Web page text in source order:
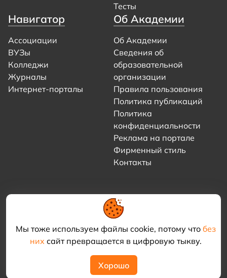
Мы тоже используем файлы cookie, потому что без
нихсайт превращается в цифровую тыкву.
Хорошо
Тесты
Навигатор
Ассоциации
ВУЗы
Колледжи
Журналы
Интернет-порталы
Об Академии
Об Академии
Сведения об
образовательной
организации
Правила пользования
Политика публикаций
Политика
конфиденциальности
Реклама на портале
Фирменный стиль
Контакты
© 2021–2026 «Академия КриоФрост»